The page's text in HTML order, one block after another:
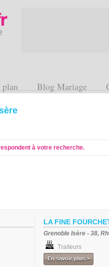
plan Blog Mariage
à votre recherche.
LA FINE
Grenoble Isère - 38,
Traiteurs
En savoir plus >